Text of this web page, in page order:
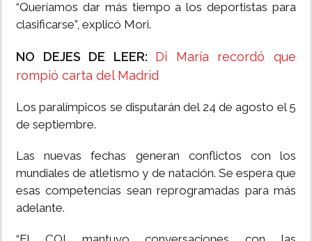
“Queríamos dar más tiempo a los deportistas para
clasificarse”, explicó Mori.
NO DEJES DE LEER: Di María recordó que
rompió carta del Madrid
Los paralímpicos se disputarán del 24 de agosto el 5
de septiembre.
Las nuevas fechas generan conflictos con los
mundiales de atletismo y de natación. Se espera que
esas competencias sean reprogramadas para más
adelante.